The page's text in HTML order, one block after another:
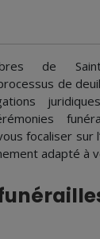
de Saint-
de
focaliser sur
adapté à